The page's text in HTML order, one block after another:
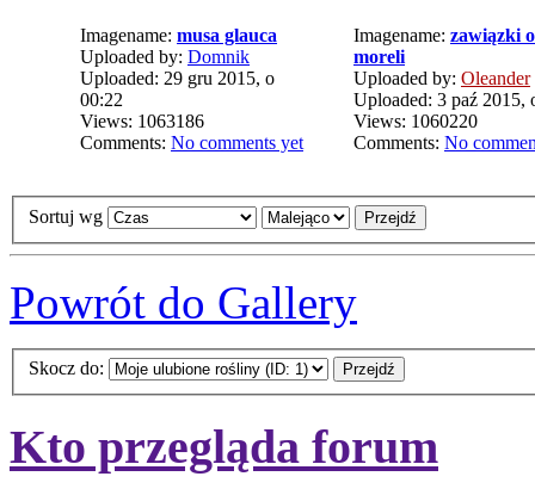
Imagename: musa glauca
Uploaded by: Domnik
Uploaded: 29 gru 2015, o
00:22
Views: 1063186
Comments: No comments yet
Imagename: zawiązki
moreli
Uploaded by: Oleander
Uploaded: 3 paź 2015,
Views: 1060220
Comments: No
Sortuj wg
Powrót do Gallery
Skocz do:
Kto przegląda forum